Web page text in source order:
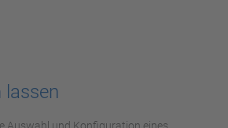
lassen